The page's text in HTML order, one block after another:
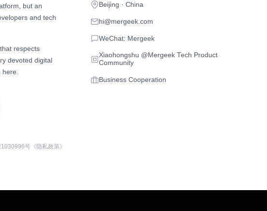
but an
and tech
respects
devoted digital
here.
Beijing · China
hi@mergeek.com
WeChat: Mergeek
Xiaohongshu @Mergeek Tech Product
Community
Business Cooperation
号 《隐私政策》